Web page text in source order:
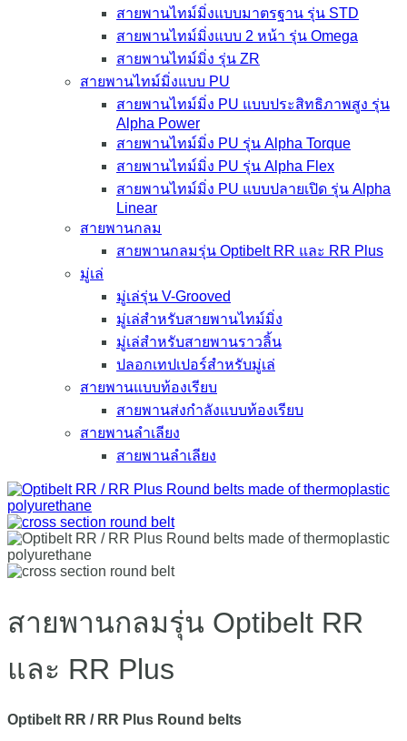
สายพานไทม์มิ่งแบบมาตรฐาน รุ่น STD
สายพานไทม์มิ่งแบบ 2 หน้า รุ่น Omega
สายพานไทม์มิ่ง รุ่น ZR
สายพานไทม์มิ่งแบบ PU
สายพานไทม์มิ่ง PU แบบประสิทธิภาพสูง รุ่น
Alpha Power
สายพานไทม์มิ่ง PU รุ่น Alpha Torque
สายพานไทม์มิ่ง PU รุ่น Alpha Flex
สายพานไทม์มิ่ง PU แบบปลายเปิด รุ่น Alpha
Linear
สายพานกลม
สายพานกลมรุ่น Optibelt RR และ RR Plus
มู่เล่
มู่เล่รุ่น V-Grooved
มู่เล่สำหรับสายพานไทม์มิ่ง
มู่เล่สำหรับสายพานราวลิ้น
ปลอกเทปเปอร์สำหรับมู่เล่
สายพานแบบท้องเรียบ
สายพานส่งกำลังแบบท้องเรียบ
สายพานลำเลียง
สายพานลำเลียง
สายพานกลมรุ่น Optibelt RR
และ RR Plus
Optibelt RR / RR Plus Round belts